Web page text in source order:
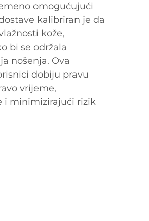
omogućujući
kalibriran je da
kože,
bi se održala
nošenja. Ova
dobiju pravu
vrijeme,
i minimizirajući rizik